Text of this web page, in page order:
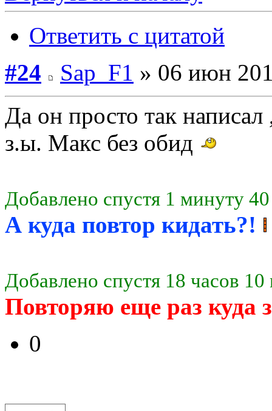
Ответить с цитатой
#24
Sap_F1 » 06 июн
Да он просто так
з.ы. Макс без обид
Добавлено спустя 1 минуту
А куда повтор кидать?!
Добавлено спустя 18 часов
Повторяю еще раз куда
0